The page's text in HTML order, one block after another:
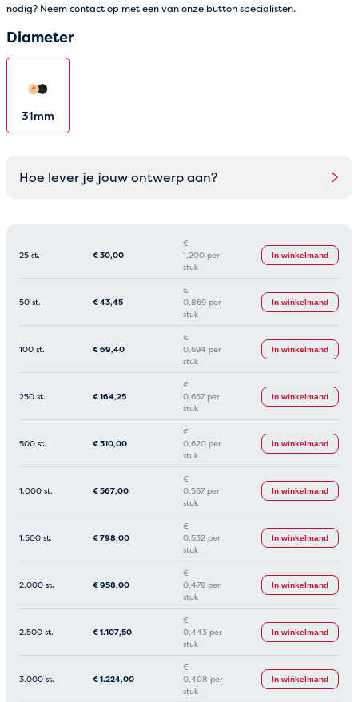
nodig? Neem contact op met een van onze button specialisten.
Diameter
31mm
Hoe lever je jouw ontwerp aan?
25 st. €30,00
€
1,200 per
stuk
In winkelmand
50 st. €43,45
€
0,869 per
stuk
In winkelmand
100 st. €69,40
€
0,694 per
stuk
In winkelmand
250 st. €164,25
€
0,657 per
stuk
In winkelmand
500 st. €310,00
€
0,620 per
stuk
In winkelmand
1.000 st. €567,00
€
0,567 per
stuk
In winkelmand
1.500 st. €798,00
€
0,532 per
stuk
In winkelmand
2.000 st. €958,00
€
0,479 per
stuk
In winkelmand
2.500 st. €1.107,50
€
0,443 per
stuk
In winkelmand
3.000 st. €1.224,00
€
0,408 per
stuk
In winkelmand